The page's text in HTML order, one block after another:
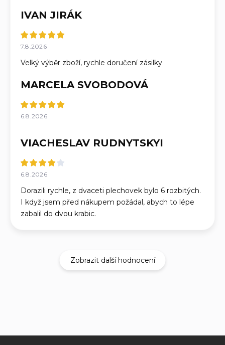
IVAN JIRÁK
7.8.2026
Velký výběr zboží, rychle doručení zásilky
MARCELA SVOBODOVÁ
6.8.2026
VIACHESLAV RUDNYTSKYI
6.8.2026
Dorazili rychle, z dvaceti plechovek bylo 6 rozbitých.
I když jsem před nákupem požádal, abych to lépe
zabalil do dvou krabic.
Zobrazit další hodnocení